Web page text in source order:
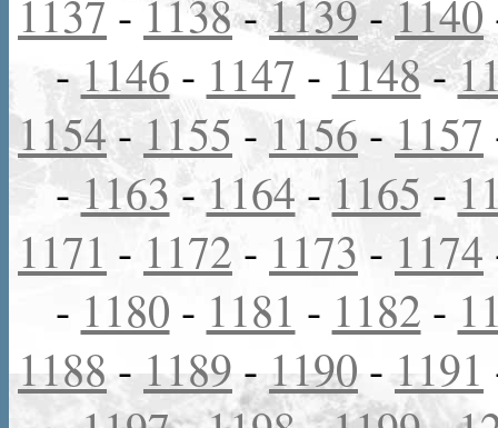
1137 -1138-1139-1140
- 1146 - 1147 -1148-
1154-1155 - 1156 - 1157
- 1163 - 1164 - 1165 -
1171 - 1172 - 1173 - 1174
- 1180 - 1181 - 1182 -
1188 -1189 -1190 -1191